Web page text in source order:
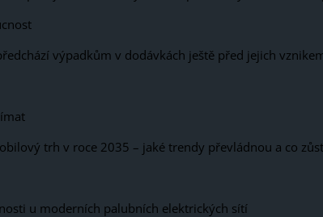
předchází výpadkům v dodávkách ještě před jejich
trh v roce 2035 – jaké trendy převládnou a co
u moderních palubních elektrických sítí